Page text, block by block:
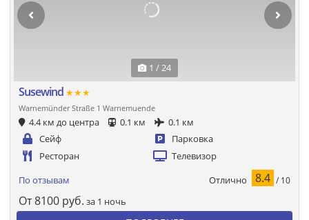
1 / 24
Susewind ★★★
Warnemünder Straße 1 Warnemuende
4.4 км до центра 0.1 км
0.1 км
Сейф
Парковка
Ресторан
Телевизор
По отзывам Отлично 8.4 / 10
От8100 руб. за 1 ночь